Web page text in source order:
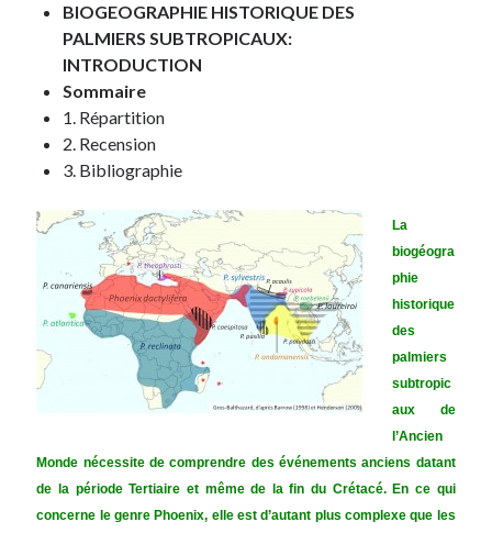
BIOGEOGRAPHIE HISTORIQUE DES
PALMIERS SUBTROPICAUX:
INTRODUCTION
Sommaire
1. Répartition
2. Recension
3. Bibliographie
La
biogéogra
phie
historique
des
palmiers
subtropic
aux de
l’Ancien
Monde nécessite de comprendre des événements anciens datant
de la période Tertiaire et même de la fin du Crétacé. En ce qui
concerne le genre Phoenix, elle est d’autant plus complexe que les